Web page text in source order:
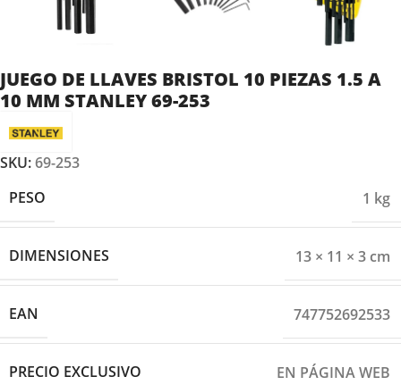
JUEGO DE LLAVES BRISTOL 10 PIEZAS 1.5 A
10 MM STANLEY 69-253
SKU:69-253
PESO
1 kg
DIMENSIONES 13 × 11 × 3 cm
EAN 747752692533
PRECIO EXCLUSIVO EN PÁGINA WEB